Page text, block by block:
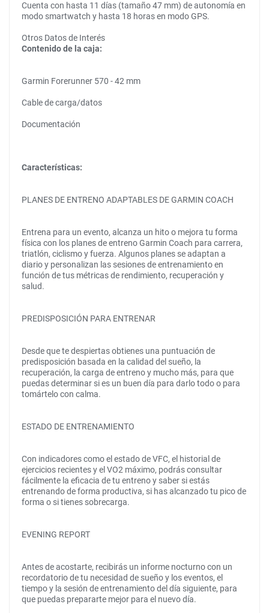
Cuenta con hasta 11 días (tamaño 47 mm) de autonomía en
modo smartwatch y hasta 18 horas en modo GPS.
Otros Datos de Interés
Contenido de la caja:
Garmin Forerunner 570 - 42 mm
Cable de carga/datos
Documentación
Características:
PLANES DE ENTRENO ADAPTABLES DE GARMIN COACH
Entrena para un evento, alcanza un hito o mejora tu forma
física con los planes de entreno Garmin Coach para carrera,
triatlón, ciclismo y fuerza. Algunos planes se adaptan a
diario y personalizan las sesiones de entrenamiento en
función de tus métricas de rendimiento, recuperación y
salud.
PREDISPOSICIÓN PARA ENTRENAR
Desde que te despiertas obtienes una puntuación de
predisposición basada en la calidad del sueño, la
recuperación, la carga de entreno y mucho más, para que
puedas determinar si es un buen día para darlo todo o para
tomártelo con calma.
ESTADO DE ENTRENAMIENTO
Con indicadores como el estado de VFC, el historial de
ejercicios recientes y el VO2 máximo, podrás consultar
fácilmente la eficacia de tu entreno y saber si estás
entrenando de forma productiva, si has alcanzado tu pico de
forma o si tienes sobrecarga.
EVENING REPORT
Antes de acostarte, recibirás un informe nocturno con un
recordatorio de tu necesidad de sueño y los eventos, el
tiempo y la sesión de entrenamiento del día siguiente, para
que puedas prepararte mejor para el nuevo día.